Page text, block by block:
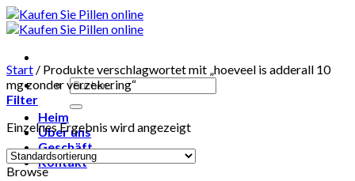
Skip
to
Suchen
nach:
Heim
Über uns
Geschäft
Kontakt
Start / Produkte verschlagwortet mit „hoeveel is adderall 10
mg zonder verzekering“
Filter
Einzelnes Ergebnis wird angezeigt
Browse